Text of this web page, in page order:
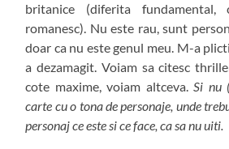
britanice (diferita fundamental,
romanesc). Nu este rau, sunt
doar ca nu este genul meu. M-a
a dezamagit. Voiam sa citesc
cote maxime, voiam altceva.Si nu
carte cu o tona de personaje, unde
personaj ce este si ce face, ca sa nu uiti.